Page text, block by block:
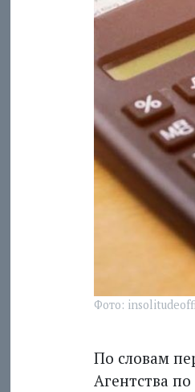
Фото:
По словам
Агентства